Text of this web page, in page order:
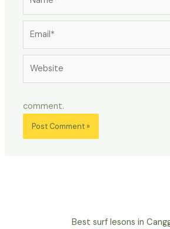
comment.
Best surf lesons in